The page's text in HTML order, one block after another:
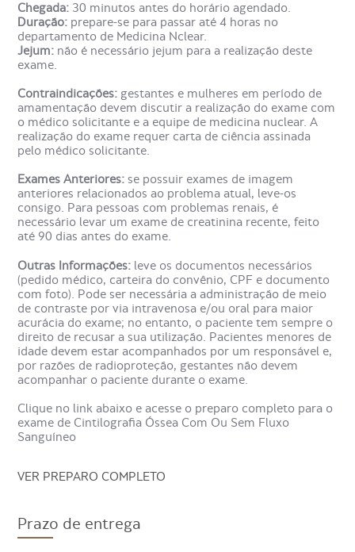
Além disso, o exame de Cintilografia Óssea com Fluxo
Sanguíneo permite o estudo do fluxo sanguíneo,
permitindo a detecção de tumores ósseos primários e da
osteomielite.
Como é feito o exame
Cintilografia Óssea com Fluxo
Sanguíneo?
Na Cintilografia Óssea com Fluxo Sanguíneo, o paciente
recebe uma injeção de medicamento levemente
radioativo. Aguarda alguns minutos para que o
medicamento se espalhe pelo corpo e que se ligue às
células em estudo; depois, é encaminhado para a máquina
esqueleto, observando como aconteceu a distribuição do
medicamento, se foi uniforme ou não.
Para que serve o Exame
Cintilografia Óssea com Fluxo
Sanguíneo?
O exame de Cintilografia Óssea com Fluxo Sanguíneo
permite diagnosticar tumores primários nos ossos ou
Chegada: 30 minutos antes do horário agendado.
Duração: prepare-se para passar até 4 horas no
departamento de Medicina Nclear.
Jejum: não é necessário jejum para a realização deste
exame.
Contraindicações: gestantes e mulheres em período de
amamentação devem discutir a realização do exame com
o médico solicitante e a equipe de medicina nuclear. A
realização do exame requer carta de ciência assinada
pelo médico solicitante.
Exames Anteriores: se possuir exames de imagem
anteriores relacionados ao problema atual, leve-os
consigo. Para pessoas com problemas renais, é
necessário levar um exame de creatinina recente, feito
até 90 dias antes do exame.
Outras Informações: leve os documentos necessários
(pedido médico, carteira do convênio, CPF e documento
com foto). Pode ser necessária a administração de meio
de contraste por via intravenosa e/ou oral para maior
acurácia do exame; no entanto, o paciente tem sempre o
direito de recusar a sua utilização. Pacientes menores de
idade devem estar acompanhados por um responsável e,
por razões de radioproteção, gestantes não devem
acompanhar o paciente durante o exame.
Clique no link abaixo e acesse o preparo completo para o
exame de Cintilografia Óssea Com Ou Sem Fluxo
Sanguíneo
VER PREPARO COMPLETO
Prazo de entrega